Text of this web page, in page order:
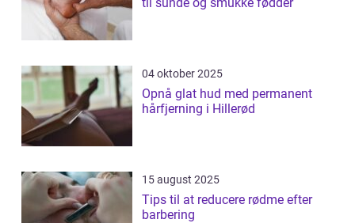
04 oktober 2025
Opnå glat hud med permanent
hårfjerning i Hillerød
15 august 2025
Tips til at reducere rødme efter
barbering